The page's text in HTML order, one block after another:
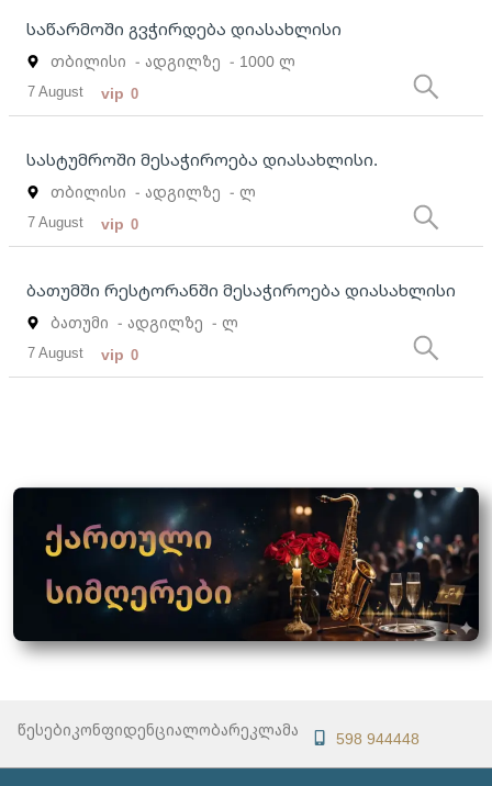
საწარმოში გვჭირდება დიასახლისი
თბილისი - ადგილზე - 1000 ლ
7 August vip 0
სასტუმროში მესაჭიროება დიასახლისი.
თბილისი - ადგილზე - ლ
7 August vip 0
ბათუმში რესტორანში მესაჭიროება დიასახლისი
ბათუმი - ადგილზე - ლ
7 August vip 0
წესებიკონფიდენციალობარეკლამა 598 944448